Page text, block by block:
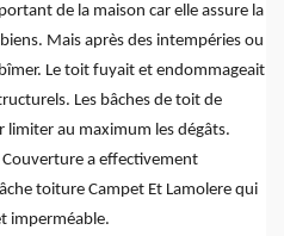
de la maison car elle assure la
Mais après des intempéries ou
Le toit fuyait et endommageait
Les bâches de toit de
limiter au maximum les dégâts.
a effectivement
toiture Campet Et Lamolere qui
imperméable.